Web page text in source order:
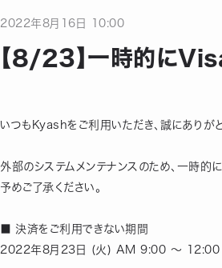
2022年8月 16 日 10:00
【8/23】一時的に
いつもKyashをご利用いただき、誠にありがと
外部のシステムメンテナンスのため、一時
予めご了承ください。
■ 決済をご利用できない期間
2022年8月23日 (火) AM 9:00 〜 12:00